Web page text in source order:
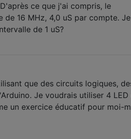
ce que j'ai compris, le
16 MHz, 4,0 uS par compte.
de 1 uS?
que des circuits logiques,
Je voudrais utiliser 4 LED
un exercice éducatif pour moi-